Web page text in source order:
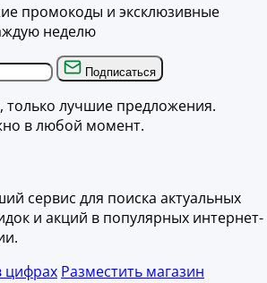
промокоды и эксклюзивные
неделю
Подписаться
только лучшие предложения.
в любой момент.
сервис для поиска актуальных
и акций в популярных интернет-
цифрах Разместить магазин